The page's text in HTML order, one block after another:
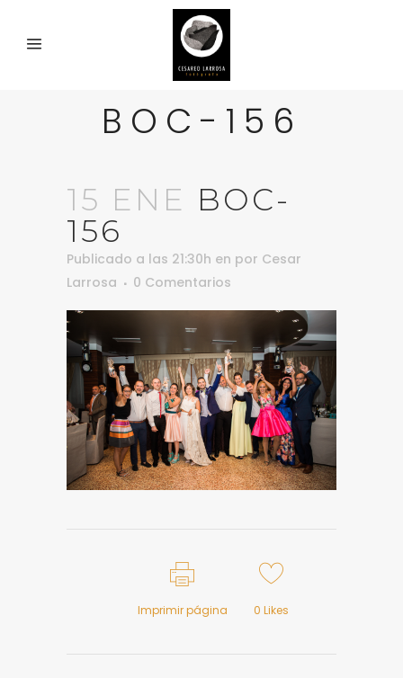
BOC-156
15 ENE BOC-
156
Publicado a las 21:30h en por Cesar
Larrosa
0 Comentarios
Imprimir página 0 Likes